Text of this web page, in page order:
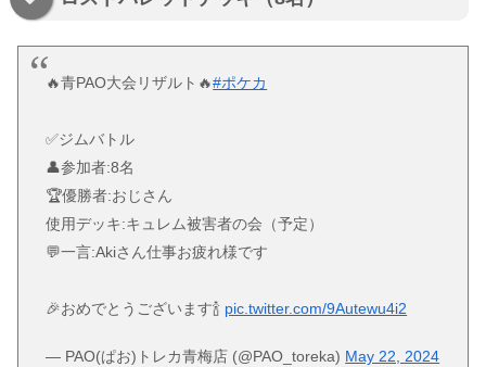
🔥青PAO大会リザルト🔥#ポケカ
✅ジムバトル
👤参加者:8名
🏆優勝者:おじさん
使用デッキ:キュレム被害者の会（予定）
💬一言:Akiさん仕事お疲れ様です
🎉おめでとうございます🍾 pic.twitter.com/9Autewu4i2
— PAO(ぱお)トレカ青梅店 (@PAO_toreka) May 22, 2024